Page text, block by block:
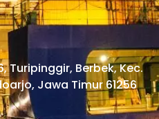
Turipinggir, Berbek, Kec.
Jawa Timur 61256